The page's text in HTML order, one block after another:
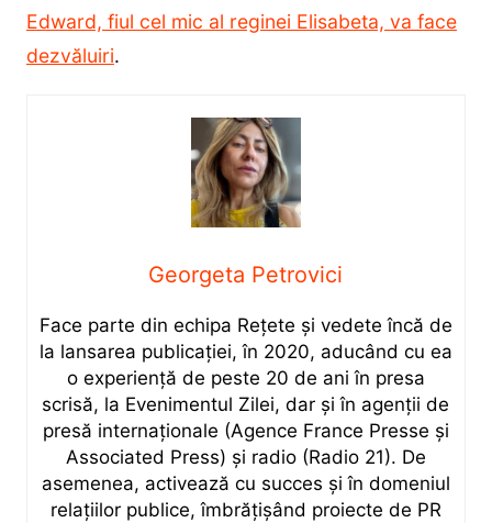
Edward, fiul cel mic al reginei Elisabeta, va face
dezvăluiri.
Georgeta Petrovici
Face parte din echipa Rețete și vedete încă de
la lansarea publicației, în 2020, aducând cu ea
o experiență de peste 20 de ani în presa
scrisă, la Evenimentul Zilei, dar și în agenții de
presă internaționale (Agence France Presse și
Associated Press) și radio (Radio 21). De
asemenea, activează cu succes și în domeniul
relațiilor publice, îmbrățișând proiecte de PR